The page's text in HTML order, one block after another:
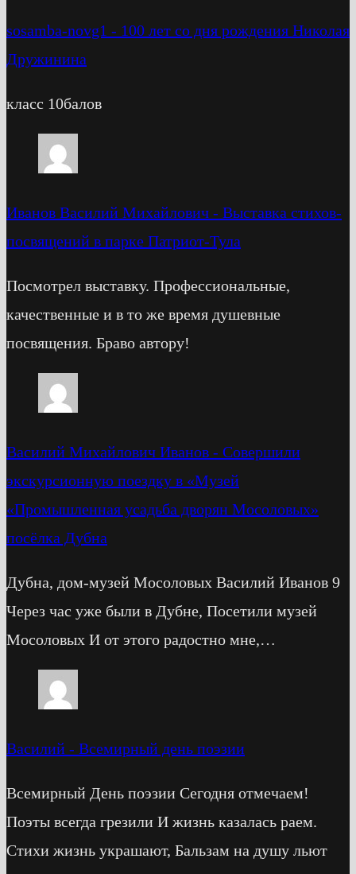
sosamba-novg1 - 100 лет со дня рождения Николая
Дружинина
класс 10балов
Иванов Василий Михайлович - Выставка стихов-
посвящений в парке Патриот-Тула
Посмотрел выставку. Профессиональные,
качественные и в то же время душевные
посвящения. Браво автору!
Василий Михайлович Иванов - Cовершили
экскурсионную поездку в «Музей
«Промышленная усадьба дворян Мосоловых»
посёлка Дубна
Дубна, дом-музей Мосоловых Василий Иванов 9
Через час уже были в Дубне, Посетили музей
Мосоловых И от этого радостно мне,…
Василий - Всемирный день поэзии
Всемирный День поэзии Сегодня отмечаем!
Поэты всегда грезили И жизнь казалась раем.
Стихи жизнь украшают, Бальзам на душу льют